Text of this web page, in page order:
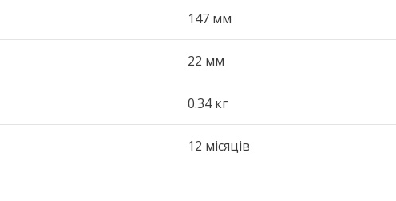
147 мм
22 мм
0.34 кг
12 місяців